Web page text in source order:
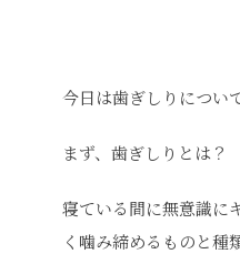
今日は歯ぎしりについ
まず、歯ぎしりとは？
寝ている間に無意識に
く噛み締めるものと種